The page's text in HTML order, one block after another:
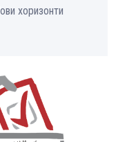
хоризонти